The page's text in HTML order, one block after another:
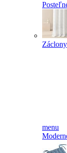
Záclony
menu